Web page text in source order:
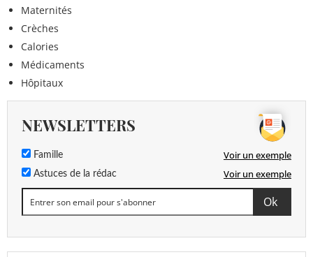
Maternités
Crèches
Calories
Médicaments
Hôpitaux
NEWSLETTERS
Famille Voir un exemple
Astuces de la rédac Voir un exemple